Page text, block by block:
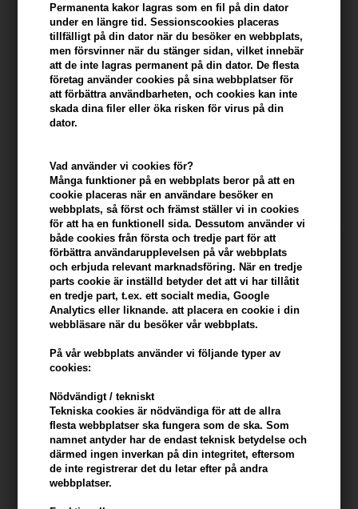
Permanenta kakor lagras som en fil på din dator
under en längre tid. Sessionscookies placeras
tillfälligt på din dator när du besöker en webbplats,
men försvinner när du stänger sidan, vilket innebär
att de inte lagras permanent på din dator. De flesta
företag använder cookies på sina webbplatser för
att förbättra användbarheten, och cookies kan inte
skada dina filer eller öka risken för virus på din
dator.
Vad använder vi cookies för?
Många funktioner på en webbplats beror på att en
cookie placeras när en användare besöker en
webbplats, så först och främst ställer vi in ​​cookies
för att ha en funktionell sida. Dessutom använder vi
både cookies från första och tredje part för att
förbättra användarupplevelsen på vår webbplats
och erbjuda relevant marknadsföring. När en tredje
parts cookie är inställd betyder det att vi har tillåtit
en tredje part, t.ex. ett socialt media, Google
Analytics eller liknande. att placera en cookie i din
webbläsare när du besöker vår webbplats.
På vår webbplats använder vi följande typer av
cookies:
Nödvändigt / tekniskt
Tekniska cookies är nödvändiga för att de allra
flesta webbplatser ska fungera som de ska. Som
namnet antyder har de endast teknisk betydelse och
därmed ingen inverkan på din integritet, eftersom
de inte registrerar det du letar efter på andra
webbplatser.
168,00 SEK
Uniq One All in One Shampoo
490ml
152,00 SEK
Wella EIMI Ocean Spritz 150
ml
127,00 SEK